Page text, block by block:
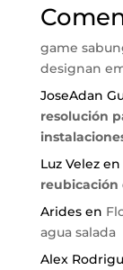
game
designan
JoseAdan
resolución
Luz Velezen
reubicación
Aridesen
agua salada
Alex